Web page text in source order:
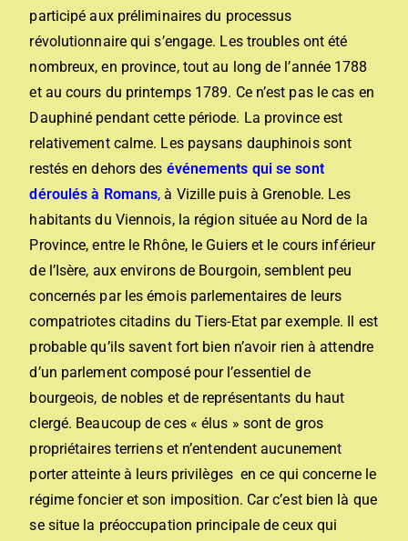
participé aux préliminaires du processus
révolutionnaire qui s’engage. Les troubles ont été
nombreux, en province, tout au long de l’année 1788
et au cours du printemps 1789. Ce n’est pas le cas en
Dauphiné pendant cette période. La province est
relativement calme. Les paysans dauphinois sont
restés en dehors des événements qui se sont
déroulés à Romans, à Vizille puis à Grenoble. Les
habitants du Viennois, la région située au Nord de la
Province, entre le Rhône, le Guiers et le cours inférieur
de l’Isère, aux environs de Bourgoin, semblent peu
concernés par les émois parlementaires de leurs
compatriotes citadins du Tiers-Etat par exemple. Il est
probable qu’ils savent fort bien n’avoir rien à attendre
d’un parlement composé pour l’essentiel de
bourgeois, de nobles et de représentants du haut
clergé. Beaucoup de ces « élus » sont de gros
propriétaires terriens et n’entendent aucunement
porter atteinte à leurs privilèges en ce qui concerne le
régime foncier et son imposition. Car c’est bien là que
se situe la préoccupation principale de ceux qui